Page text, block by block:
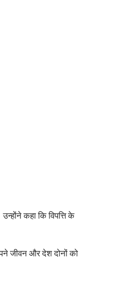
कहा कि विपत्ति के
जीवन और देश दोनों को